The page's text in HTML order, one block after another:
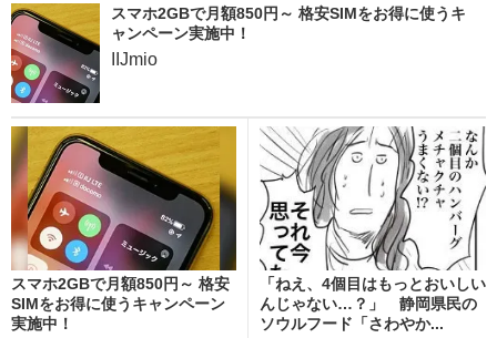
スマホ2GBで月額850円～ 格安SIMをお得に使うキ
ャンペーン実施中！
IIJmio
スマホ2GBで月額850円～ 格安
SIMをお得に使うキャンペーン
実施中！
「ねえ、4個目はもっとおいしい
んじゃない…？」 静岡県民の
ソウルフード「さわやか...